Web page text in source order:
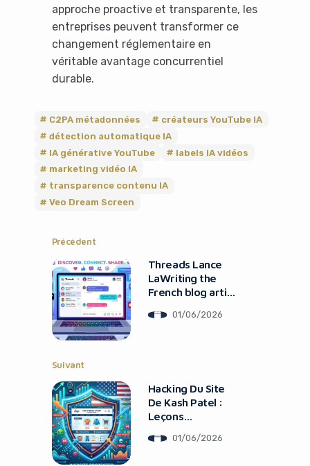
approche proactive et transparente, les
entreprises peuvent transformer ce
changement réglementaire en
véritable avantage concurrentiel
durable.
C2PA métadonnées
créateurs YouTube IA
détection automatique IA
IA générative YouTube
labels IA vidéos
marketing vidéo IA
transparence contenu IA
Veo Dream Screen
Précédent
Threads Lance
LaWriting the
French blog article
Impact Sur Le
01/06/2026
Suivant
Hacking Du Site
De Kash Patel :
Leçons
01/06/2026